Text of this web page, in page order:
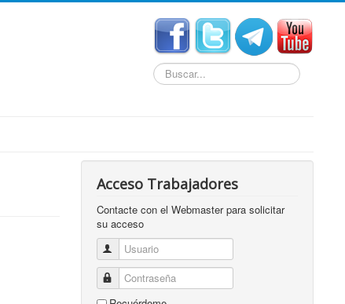
Buscar...
Acceso Trabajadores
Contacte con el Webmaster para solicitar
su acceso
Usuario
Contraseña